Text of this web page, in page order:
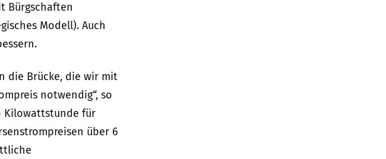
Bürgschaften
Modell). Auch
die Brücke, die wir mit
notwendig“, so
Kilowattstunde für
über 6